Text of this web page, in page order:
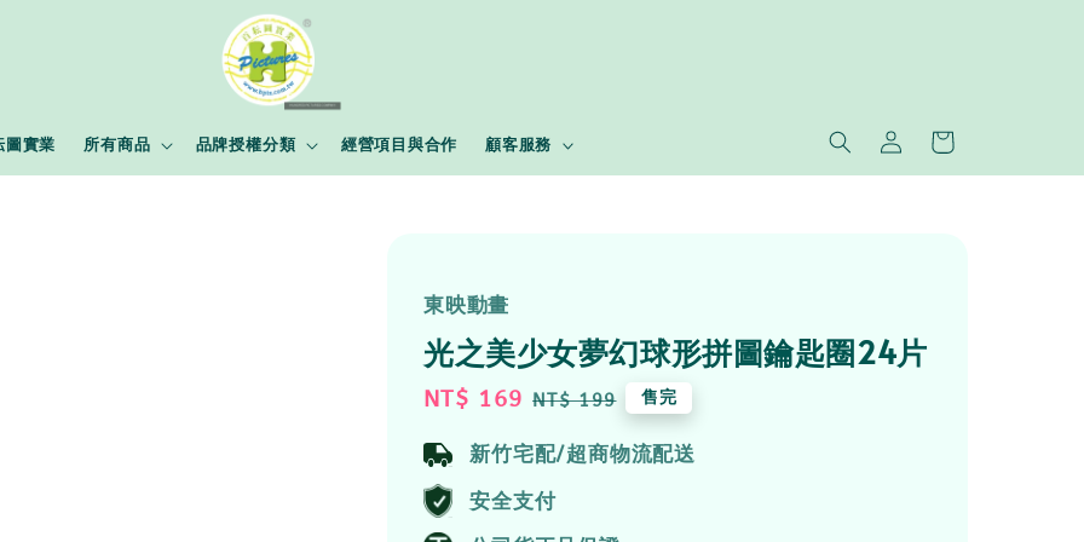
圖實業 所有商品 品牌授權分類 經營項目與合作 顧客服務
東映動畫
光之美少女夢幻球形拼圖鑰匙圈24片
Sale
NT$ 169 Regular
NT$ 199 售完
新竹宅配/超商物流配送
安全支付